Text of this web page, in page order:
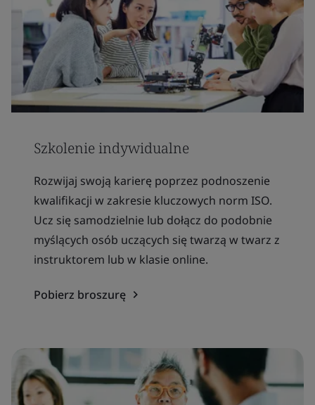
Szkolenie indywidualne
Rozwijaj swoją karierę poprzez podnoszenie
kwalifikacji w zakresie kluczowych norm ISO.
Ucz się samodzielnie lub dołącz do podobnie
myślących osób uczących się twarzą w twarz z
instruktorem lub w klasie online.
Pobierz broszurę